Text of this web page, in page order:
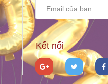
Kết nối